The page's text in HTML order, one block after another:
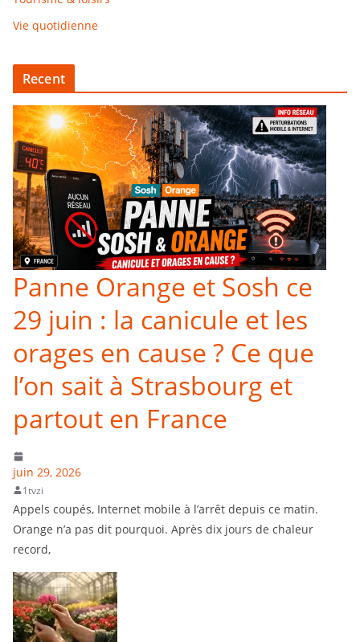
Vie quotidienne
Recent
Panne Orange et Sosh ce
29 juin : la canicule et les
orages en cause ? Ce que
l’on sait à Strasbourg et
partout en France
juin 29, 2026
1tvzi
Appels coupés, Internet mobile à l’arrêt depuis ce matin.
Orange n’a pas dit pourquoi. Après dix jours de chaleur
record,